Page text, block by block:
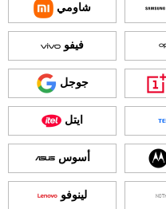
شاومي
فيفو
جوجل
ايتل
أسوس
لينوفو